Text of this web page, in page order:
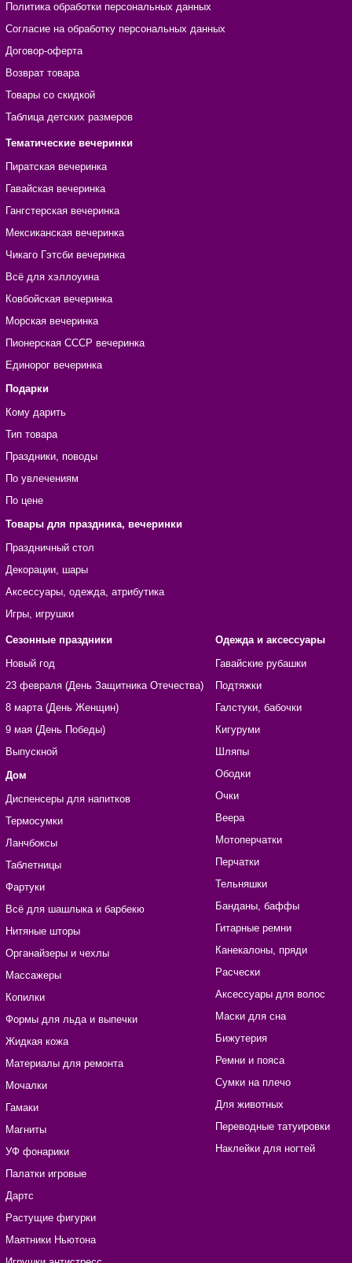
Политика обработки персональных данных
Согласие на обработку персональных данных
Договор-оферта
Возврат товара
Товары со скидкой
Таблица детских размеров
Тематические вечеринки
Пиратская вечеринка
Гавайская вечеринка
Гангстерская вечеринка
Мексиканская вечеринка
Чикаго Гэтсби вечеринка
Всё для хэллоуина
Ковбойская вечеринка
Морская вечеринка
Пионерская СССР вечеринка
Единорог вечеринка
Подарки
Кому дарить
Тип товара
Праздники, поводы
По увлечениям
По цене
Товары для праздника, вечеринки
Праздничный стол
Декорации, шары
Аксессуары, одежда, атрибутика
Игры, игрушки
Сезонные праздники
Новый год
23 февраля (День Защитника Отечества)
8 марта (День Женщин)
9 мая (День Победы)
Выпускной
Дом
Диспенсеры для напитков
Термосумки
Ланчбоксы
Таблетницы
Фартуки
Всё для шашлыка и барбекю
Нитяные шторы
Органайзеры и чехлы
Массажеры
Копилки
Формы для льда и выпечки
Жидкая кожа
Материалы для ремонта
Мочалки
Гамаки
Магниты
УФ фонарики
Палатки игровые
Дартс
Растущие фигурки
Маятники Ньютона
Одежда и аксессуары
Гавайские рубашки
Подтяжки
Галстуки, бабочки
Кигуруми
Шляпы
Ободки
Очки
Веера
Мотоперчатки
Перчатки
Тельняшки
Банданы, баффы
Гитарные ремни
Канекалоны, пряди
Расчески
Аксессуары для волос
Маски для сна
Бижутерия
Ремни и пояса
Сумки на плечо
Для животных
Переводные татуировки
Наклейки для ногтей